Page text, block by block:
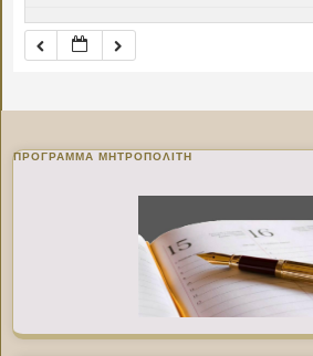
ΠΡΌΓΡΑΜΜΑ ΜΗΤΡΟΠΟΛΊΤΗ